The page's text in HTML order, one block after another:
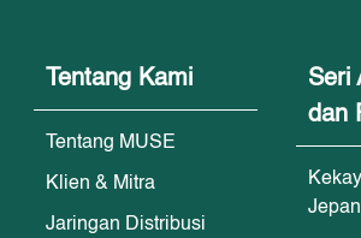
Tentang Kami
Tentang MUSE
Klien & Mitra
Jaringan Distribusi
Seri
dan